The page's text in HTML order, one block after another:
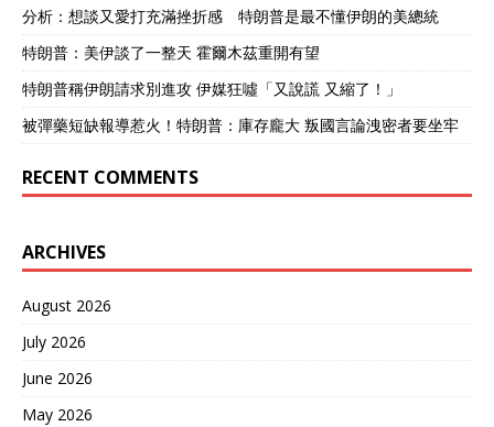
分析：想談又愛打充滿挫折感 特朗普是最不懂伊朗的美總統
特朗普：美伊談了一整天 霍爾木茲重開有望
特朗普稱伊朗請求別進攻 伊媒狂噓「又說謊 又縮了！」
被彈藥短缺報導惹火！特朗普：庫存龐大 叛國言論洩密者要坐牢
RECENT COMMENTS
ARCHIVES
August 2026
July 2026
June 2026
May 2026